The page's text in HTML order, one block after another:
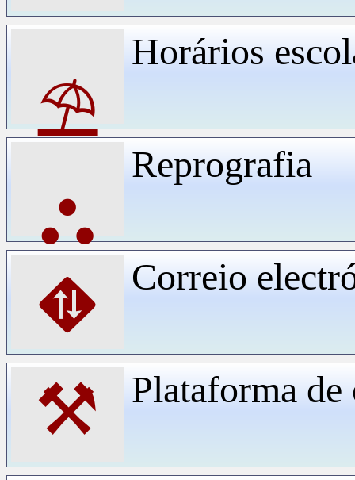
⛱
Horários
⛬
Reprografia
⛖ Correio
⚒ Plataforma